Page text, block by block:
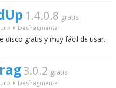
1.4.0.8 gratis
Desfragmentar
disco gratis y muy fácil de usar.
3.0.2 gratis
Desfragmentar